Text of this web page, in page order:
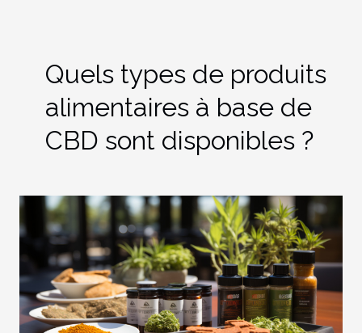
Quels types de produits
alimentaires à base de
CBD sont disponibles ?